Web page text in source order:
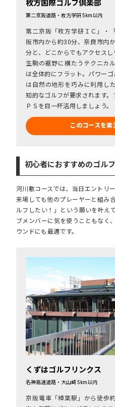
枚方国際ゴルフ倶楽部
第二京阪道路・枚方学研 5km以内
第二京阪「枚方学研ＩＣ」・
阪市内から約30分、奈良市内
分と、どこからでもアクセスし
生駒の裾野に横たうテクニカ
は全体的にフラット。パワー
は自然の地形を巧みに利用し
知的なゴルフが要求されます
ＰＳを目一杯活用しましょう。
このコースを
初心者におすすめのゴル
河川敷コースでは、当日エントリ
来場しても他のプレーヤーと組み
ルフしたい！」という願いを叶え
ブメンバーに気を使うこともなく
ウンドにも最適です。
くずはゴルフリンクス
名神高速道路・大山崎 5km以内
京阪電車「樟葉駅」から徒歩